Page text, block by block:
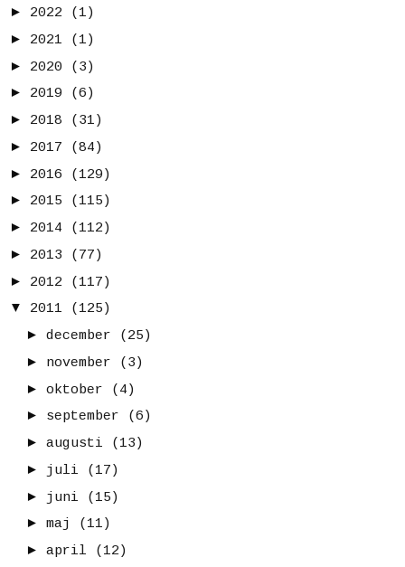
► 2022
(1)
► 2021
(1)
► 2020
(3)
► 2019
(6)
► 2018
(31)
► 2017
(84)
► 2016
(129)
► 2015
(115)
► 2014
(112)
► 2013
(77)
► 2012
(117)
▼
2011
(125)
► december
(25)
► november
(3)
► oktober
(4)
► september
(6)
► augusti
(13)
► juli
(17)
► juni
(15)
► maj
(11)
► april
(12)